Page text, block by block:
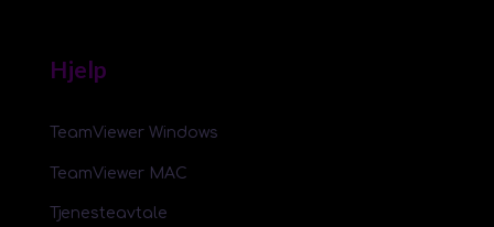
Hjelp
TeamViewer Windows
TeamViewer MAC
Tjenesteavtale